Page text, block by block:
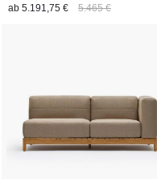
ab 5.191,75 € 5.465 €